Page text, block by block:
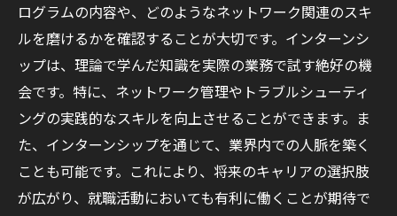
ログラムの内容や、どのようなネットワーク関連のスキ
ルを磨けるかを確認することが大切です。インターンシ
ップは、理論で学んだ知識を実際の業務で試す絶好の機
会です。特に、ネットワーク管理やトラブルシューティ
ングの実践的なスキルを向上させることができます。ま
た、インターンシップを通じて、業界内での人脈を築く
ことも可能です。これにより、将来のキャリアの選択肢
が広がり、就職活動においても有利に働くことが期待で